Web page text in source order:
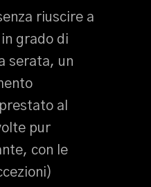
riuscire a
grado di
serata, un
al
pur
con le